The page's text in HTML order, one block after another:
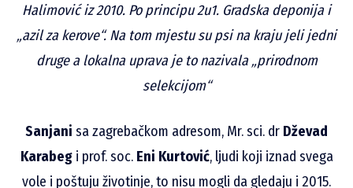
Halimović iz 2010. Po principu 2u1. Gradska deponija i
„azil za kerove“. Na tom mjestu su psi na kraju jeli jedni
druge a lokalna uprava je to nazivala „prirodnom
selekcijom“
Sanjani sa zagrebačkom adresom, Mr. sci. dr Dževad
Karabegi prof. soc. Eni Kurtović, ljudi koji iznad svega
vole i poštuju životinje, to nisu mogli da gledaju i 2015.